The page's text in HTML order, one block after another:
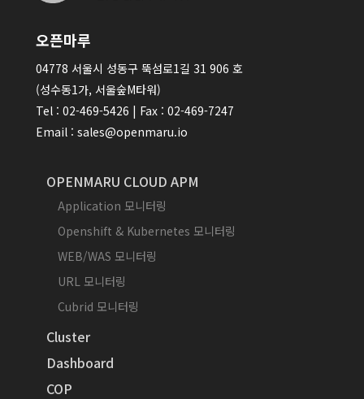
오픈마루
04778 서울시 성동구 뚝섬로1길 31 906 호
(성수동1가, 서울숲M타워)
Tel : 02-469-5426 | Fax : 02-469-7247
Email : sales@openmaru.io
OPENMARU CLOUD APM
Application 모니터링
Openshift & Kubernetes 모니터링
WEB/WAS 모니터링
URL 모니터링
Cubrid 모니터링
Cluster
Dashboard
COP